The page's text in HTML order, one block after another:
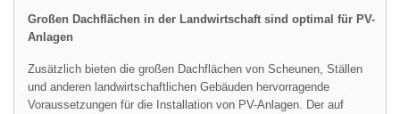
Großen Dachflächen in der Landwirtschaft sind optimal für PV-
Anlagen
Zusätzlich bieten die großen Dachflächen von Scheunen, Ställen
und anderen landwirtschaftlichen Gebäuden hervorragende
Voraussetzungen für die Installation von PV-Anlagen. Der auf